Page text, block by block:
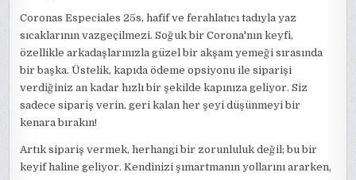
Coronas Especiales 25s, hafif ve ferahlatıcı tadıyla yaz
sıcaklarının vazgeçilmezi. Soğuk bir Corona'nın keyfi,
özellikle arkadaşlarınızla güzel bir akşam yemeği sırasında
bir başka. Üstelik, kapıda ödeme opsiyonu ile siparişi
verdiğiniz an kadar hızlı bir şekilde kapınıza geliyor. Siz
sadece sipariş verin, geri kalan her şeyi düşünmeyi bir
kenara bırakın!
Artık sipariş vermek, herhangi bir zorunluluk değil; bu bir
keyif haline geliyor. Kendinizi şımartmanın yollarını ararken,